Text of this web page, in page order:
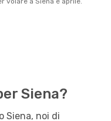
Siena?
Siena, noi di